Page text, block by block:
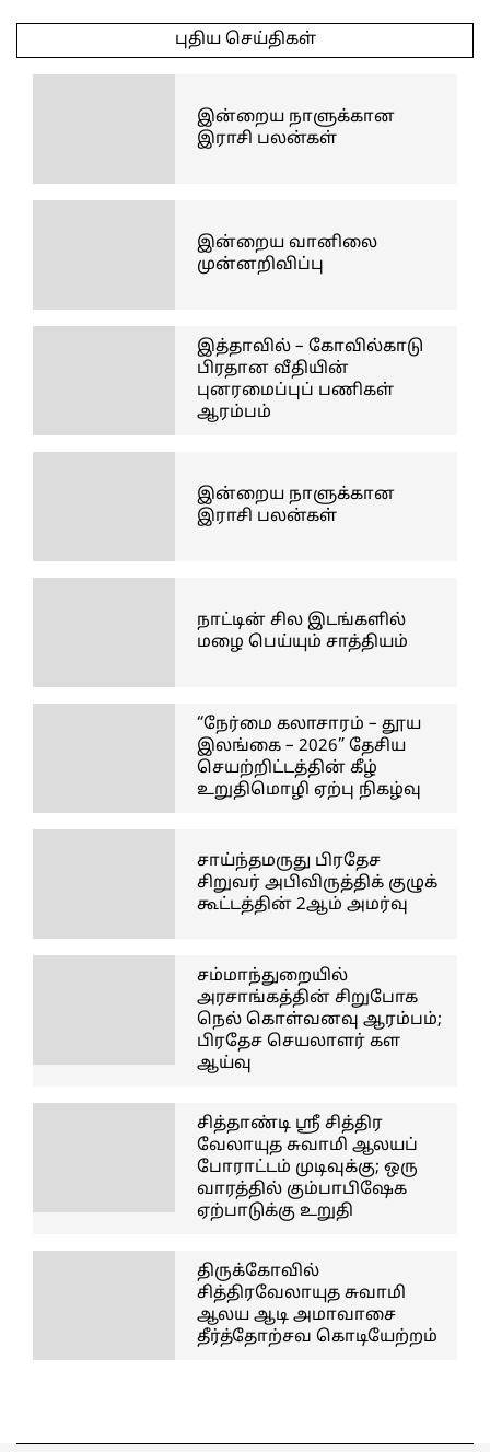
05-
புதிய செய்திகள்
இன்றைய நாளுக்கான
இராசி பலன்கள்
இன்றைய வானிலை
முன்னறிவிப்பு
இத்தாவில் – கோவில்காடு
பிரதான வீதியின்
புனரமைப்புப் பணிகள்
ஆரம்பம்
இன்றைய நாளுக்கான
இராசி பலன்கள்
நாட்டின் சில இடங்களில்
மழை பெய்யும் சாத்தியம்
“நேர்மை கலாசாரம் – தூய
இலங்கை – 2026” தேசிய
செயற்றிட்டத்தின் கீழ்
உறுதிமொழி ஏற்பு நிகழ்வு
சாய்ந்தமருது பிரதேச
சிறுவர் அபிவிருத்திக் குழுக்
கூட்டத்தின் 2ஆம் அமர்வு
சம்மாந்துறையில்
அரசாங்கத்தின் சிறுபோக
நெல் கொள்வனவு ஆரம்பம்;
பிரதேச செயலாளர் கள
ஆய்வு
சித்தாண்டி ஸ்ரீ சித்திர
வேலாயுத சுவாமி ஆலயப்
போராட்டம் முடிவுக்கு; ஒரு
வாரத்தில் கும்பாபிஷேக
ஏற்பாடுக்கு உறுதி
திருக்கோவில்
சித்திரவேலாயுத சுவாமி
ஆலய ஆடி அமாவாசை
தீர்த்தோற்சவ கொடியேற்றம்